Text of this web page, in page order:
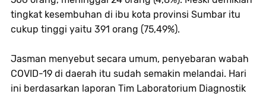
tingkat kesembuhan di ibu kota provinsi Sumbar itu
cukup tinggi yaitu 391 orang (75,49%).
Jasman menyebut secara umum, penyebaran wabah
COVID-19 di daerah itu sudah semakin melandai. Hari
ini berdasarkan laporan Tim Laboratorium Diagnostik